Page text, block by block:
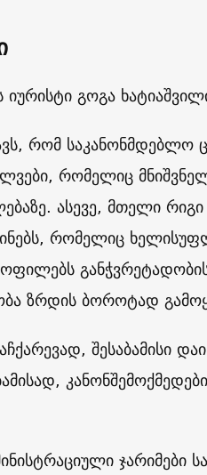
იურისტი გოგა
რომ
რომელიც
ასევე, მთელი რიგი
რომელიც
ზრდის ბოროტად
შესაბამისი
ჯარიმები